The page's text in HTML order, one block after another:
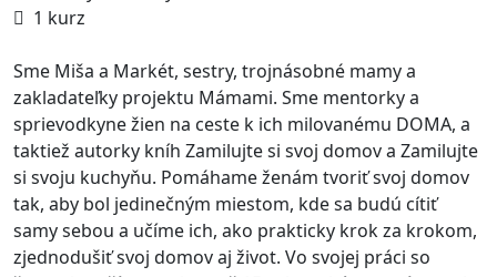
1 kurz
Sme Miša a Markét, sestry, trojnásobné mamy a
zakladateľky projektu Mámami. Sme mentorky a
sprievodkyne žien na ceste k ich milovanému DOMA, a
taktiež autorky kníh Zamilujte si svoj domov a Zamilujte
si svoju kuchyňu. Pomáhame ženám tvoriť svoj domov
tak, aby bol jedinečným miestom, kde sa budú cítiť
samy sebou a učíme ich, ako prakticky krok za krokom,
zjednodušiť svoj domov aj život. Vo svojej práci so